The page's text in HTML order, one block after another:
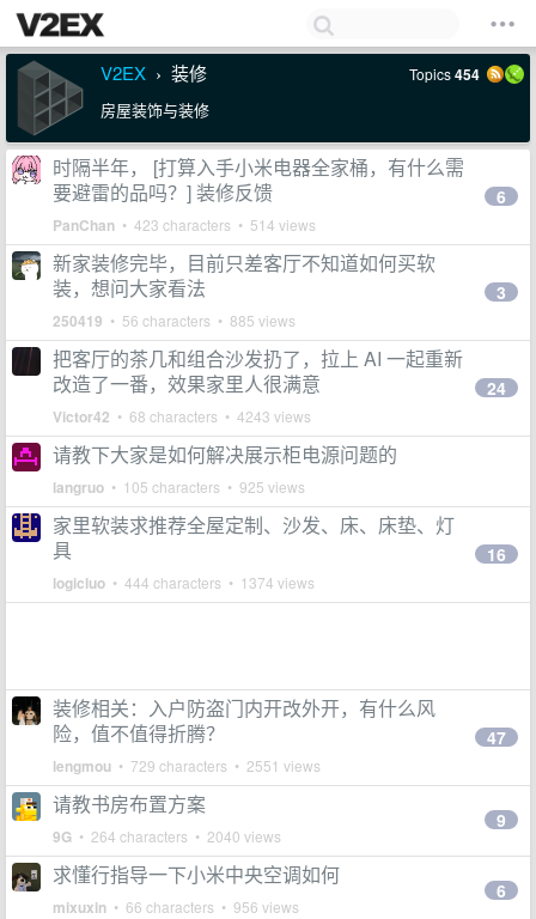
V2EX › 装修 Topics454
房屋装饰与装修
时隔半年， [打算入手小米电器全家桶，有什么需
要避雷的品吗？] 装修反馈
PanChan • 423 characters • 514 views
6
新家装修完毕，目前只差客厅不知道如何买软
装，想问大家看法
250419 • 56 characters • 885 views
3
把客厅的茶几和组合沙发扔了，拉上 AI 一起重新
改造了一番，效果家里人很满意
Victor42 • 68 characters • 4243 views
24
请教下大家是如何解决展示柜电源问题的
langruo • 105 characters • 925 views
家里软装求推荐全屋定制、沙发、床、床垫、灯
具
logicluo • 444 characters • 1374 views
16
装修相关：入户防盗门内开改外开，有什么风
险，值不值得折腾？
lengmou • 729 characters • 2551 views
47
请教书房布置方案
9G • 264 characters • 2040 views
9
求懂行指导一下小米中央空调如何
mixuxin • 66 characters • 956 views
6